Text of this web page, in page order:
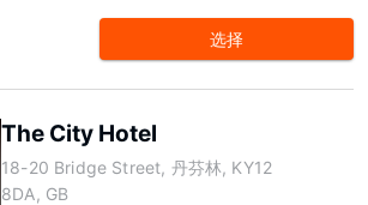
选择
The City Hotel
18-20 Bridge Street, 丹芬林, KY12
8DA, GB